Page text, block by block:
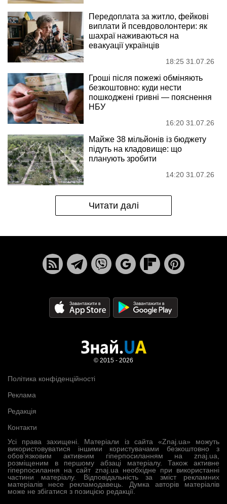
Передоплата за житло, фейкові
виплати й псевдоволонтери: як
шахраї наживаються на
евакуації українців
18:25 31.07.26
Гроші після пожежі обміняють
безкоштовно: куди нести
пошкоджені гривні — пояснення
НБУ
16:20 31.07.26
Майже 38 мільйонів із бюджету
підуть на кладовище: що
планують зробити
14:20 31.07.26
Читати далі
Усі права захищені. Матеріали із сайта «Znaj.ua» можуть
використовуватися іншими користувачами безкоштовно з
обов’язковим активним гіперпосиланням на znaj.ua,
розміщеним в першому абзаці матеріалу. Також активне
гіперпосилання на сайт znaj.ua необхідне при використанні
частини матеріалу. Відповідальність за зміст рекламних
матеріалів несе рекламодавець. Думка авторів матеріалів
може не збігатися з позицією редакції.
Політика конфіденційності
Реклама
Редакція
Контакти
© 2015 - 2026